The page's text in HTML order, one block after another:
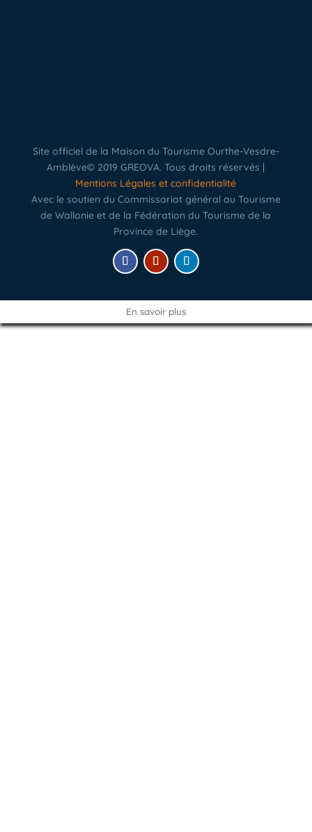
Site officiel de la Maison du Tourisme Ourthe-Vesdre-
Amblève© 2019 GREOVA. Tous droits réservés |
Mentions Légales et confidentialité
Avec le soutien du Commissariat général au Tourisme
de Wallonie et de la Fédération du Tourisme de la
Province de Liège.
En savoir plus